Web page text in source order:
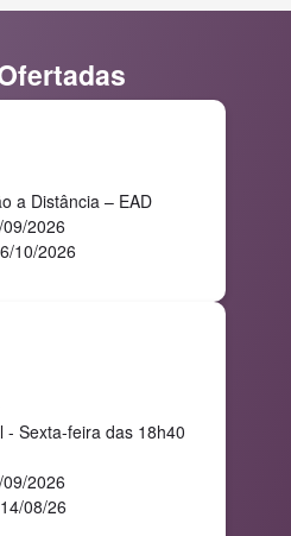
a Distância – EAD
2026
10/2026
- Sexta-feira das 18h40
2026
08/26